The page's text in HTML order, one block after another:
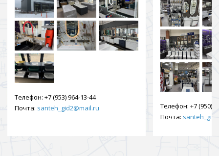
Телефон: +7 (953) 964-13-44
Почта: santeh_gid2@mail.ru Телефон: +7 (950)
Почта: